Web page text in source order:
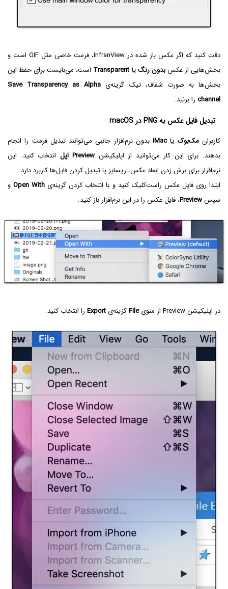
دقت کنید که اگر عکس باز شده در InfranView، فرمت خاصی مثل GIF است و
بخش‌هایی از عکسبدون رنگیا Transparent است، می‌بایست برای حفظ این
بخش‌ها به صورت شفاف، تیک گزینه‌ی Save Transparency as Alpha
channel را بزنید.
تبدیل فایل عکس به PNG در macOS
کاربرانمک‌بوک یاiMacبدون نرم‌افزار جانبی می‌توانند تبدیل فرمت را انجام
بدهند. برای این کار می‌توانید از اپلیکیشن Preview اپل انتخاب کنید. این
نرم‌افزار برای برش زدن ابعاد عکس، ریسایز یا تبدیل کردن فایل‌ها کاربرد دارد.
ابتدا روی فایل عکس راست‌کلیک کنید و با انتخاب کردن گزینه‌ی Open Withو
سپسPreview، فایل عکس را در این نرم‌افزار باز کنید.
در اپلیکیشن Preview از منوی Fileگزینه‌ی Export‌ را انتخاب کنید.